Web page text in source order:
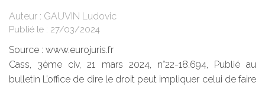
Auteur : GAUVIN Ludovic
Publié le : 27/03/2024
Source : www.eurojuris.fr
Cass, 3ème civ, 21 mars 2024, n°22-18.694, Publié au
bulletin L’office de dire le droit peut impliquer celui de faire